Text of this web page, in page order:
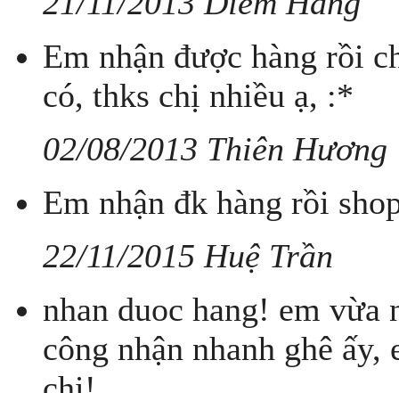
Em nhận được hàng rồi
có, thks chị nhiều ạ, :*
02/08/2013 Thiên Hương
Em nhận đk hàng rồi
22/11/2015 Huệ Trần
nhan duoc hang! em
công nhận nhanh ghê